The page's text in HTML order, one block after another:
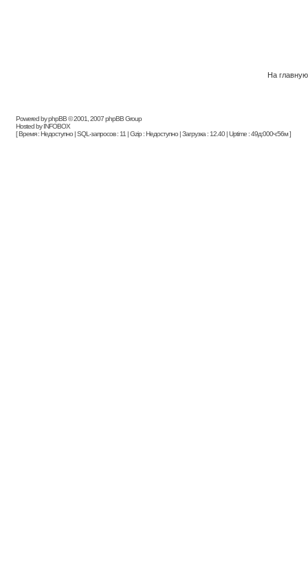
На главную
Powered by phpBB © 2001, 2007 phpBB Group
Hosted by INFOBOX
[ Время : Недоступно | SQL-запросов : 11 | Gzip : Недоступно | Загрузка : 12.40 | Uptime : 49д:000ч:56м ]